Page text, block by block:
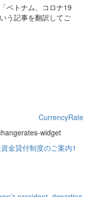
ベトナム、コロナ19
う記事を翻訳してご
CurrencyRate
widget
金貸付制度のご案内1